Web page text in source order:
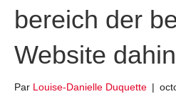
bereich der
Website
Par Louise-Danielle Duquette |